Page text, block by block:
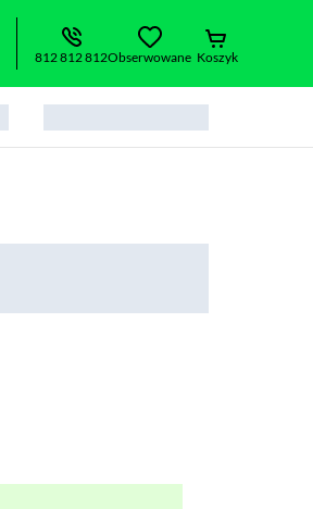
812 812 812Obserwowane Koszyk